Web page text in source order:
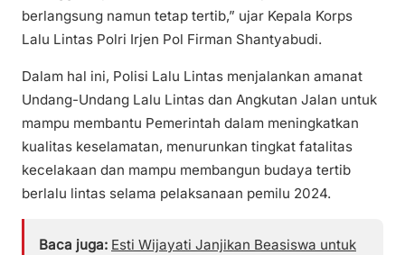
berlangsung namun tetap tertib,” ujar Kepala Korps
Lalu Lintas Polri Irjen Pol Firman Shantyabudi.
Dalam hal ini, Polisi Lalu Lintas menjalankan amanat
Undang-Undang Lalu Lintas dan Angkutan Jalan untuk
mampu membantu Pemerintah dalam meningkatkan
kualitas keselamatan, menurunkan tingkat fatalitas
kecelakaan dan mampu membangun budaya tertib
berlalu lintas selama pelaksanaan pemilu 2024.
Baca juga: Esti Wijayati Janjikan Beasiswa untuk